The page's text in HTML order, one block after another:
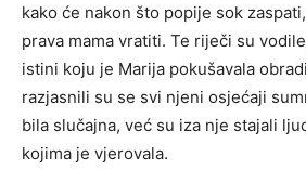
kako će nakon što popije sok
prava mama vratiti. Te riječi su
istini koju je Marija pokušavala
razjasnili su se svi njeni osjećaji
bila slučajna, već su iza nje stajali
kojima je vjerovala.